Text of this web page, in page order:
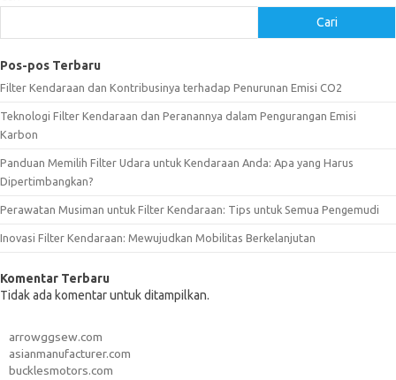
Cari
Pos-pos Terbaru
Filter Kendaraan dan Kontribusinya terhadap Penurunan Emisi CO2
Teknologi Filter Kendaraan dan Peranannya dalam Pengurangan Emisi
Karbon
Panduan Memilih Filter Udara untuk Kendaraan Anda: Apa yang Harus
Dipertimbangkan?
Perawatan Musiman untuk Filter Kendaraan: Tips untuk Semua Pengemudi
Inovasi Filter Kendaraan: Mewujudkan Mobilitas Berkelanjutan
Komentar Terbaru
Tidak ada komentar untuk ditampilkan.
arrowggsew.com
asianmanufacturer.com
bucklesmotors.com